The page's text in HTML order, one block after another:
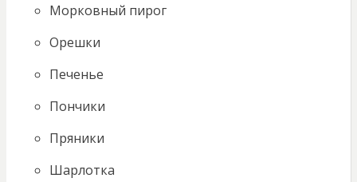
Морковный пирог
Орешки
Печенье
Пончики
Пряники
Шарлотка